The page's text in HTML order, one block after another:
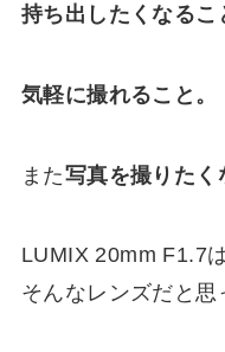
持ち出したくなるこ
気軽に撮れること。
また写真を撮りたく
LUMIX 20mm F1.7は
そんなレンズだと思